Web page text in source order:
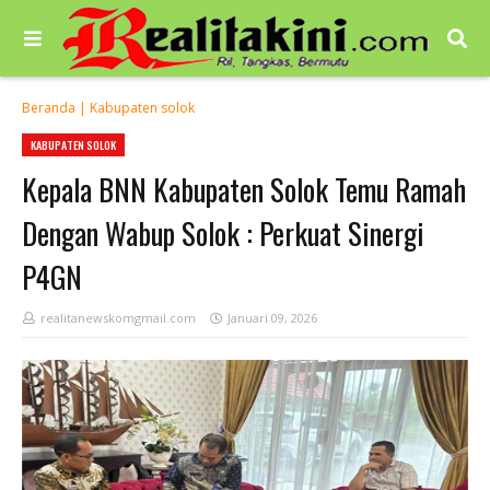
Beranda | Kabupaten solok
KABUPATEN SOLOK
Kepala BNN Kabupaten Solok Temu Ramah
Dengan Wabup Solok : Perkuat Sinergi
P4GN
realitanewskomgmail.com Januari 09, 2026